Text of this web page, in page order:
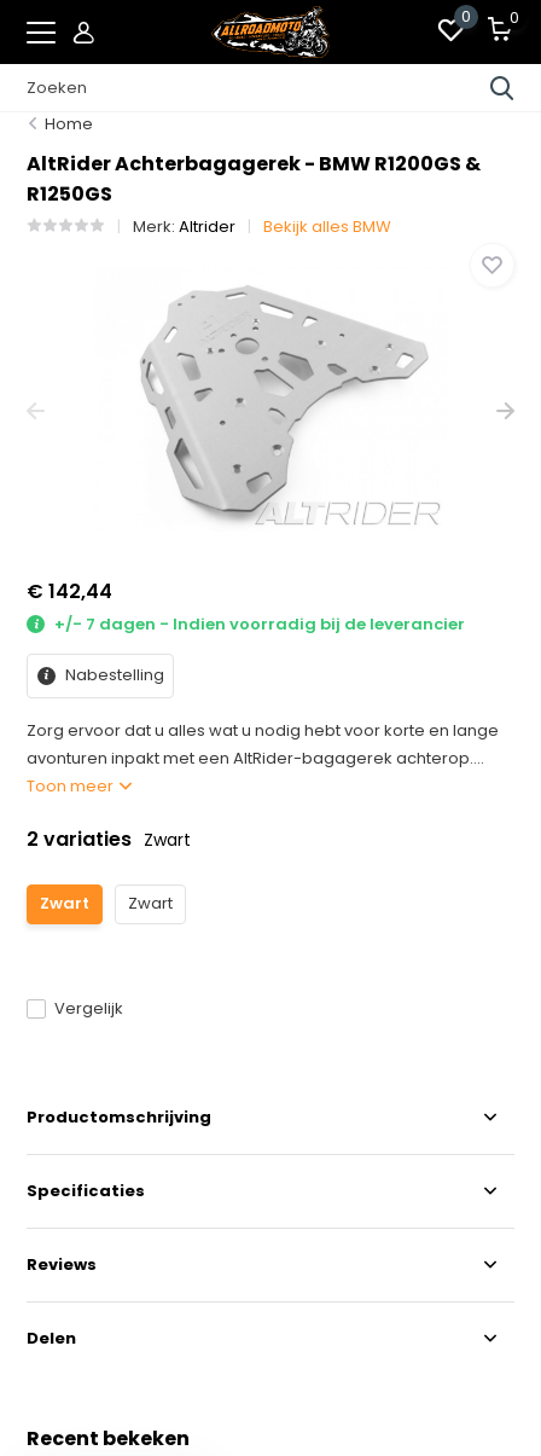
0 0
Home
AltRider Achterbagagerek - BMW R1200GS &
R1250GS
Merk:Altrider Bekijk alles BMW
€ 142,44
+/- 7 dagen - Indien voorradig bij de leverancier
Nabestelling
Zorg ervoor dat u alles wat u nodig hebt voor korte en lange
avonturen inpakt met een AltRider-bagagerek achterop....
Toon meer
2 variaties Zwart
Zwart Zwart
Vergelijk
Productomschrijving
Specificaties
Reviews
Delen
Recent bekeken